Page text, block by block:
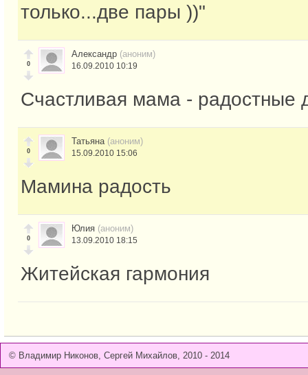
только...две пары ))"
0
Александр (аноним)
16.09.2010 10:19
Счастливая мама - радостные
0
Татьяна (аноним)
15.09.2010 15:06
Мамина радость
0
Юлия (аноним)
13.09.2010 18:15
Житейская гармония
© Владимир Никонов, Сергей Михайлов, 2010 - 2014